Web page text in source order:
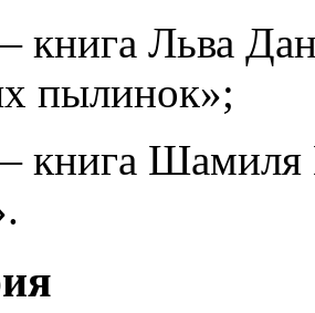
книга Льва
пылинок»;
книга Шамиля